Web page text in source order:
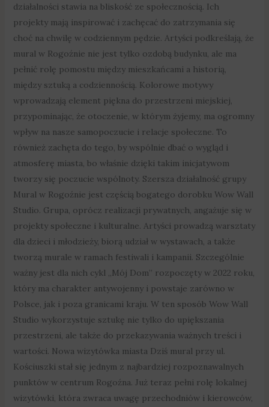
działalności stawia na bliskość ze społecznością. Ich
projekty mają inspirować i zachęcać do zatrzymania się
choć na chwilę w codziennym pędzie. Artyści podkreślają, że
mural w Rogoźnie nie jest tylko ozdobą budynku, ale ma
pełnić rolę pomostu między mieszkańcami a historią,
między sztuką a codziennością. Kolorowe motywy
wprowadzają element piękna do przestrzeni miejskiej,
przypominając, że otoczenie, w którym żyjemy, ma ogromny
wpływ na nasze samopoczucie i relacje społeczne. To
również zachęta do tego, by wspólnie dbać o wygląd i
atmosferę miasta, bo właśnie dzięki takim inicjatywom
tworzy się poczucie wspólnoty. Szersza działalność grupy
Mural w Rogoźnie jest częścią bogatego dorobku Wow Wall
Studio. Grupa, oprócz realizacji prywatnych, angażuje się w
projekty społeczne i kulturalne. Artyści prowadzą warsztaty
dla dzieci i młodzieży, biorą udział w wystawach, a także
tworzą murale w ramach festiwali i kampanii. Szczególnie
ważny jest dla nich cykl „Mój Dom” rozpoczęty w 2022 roku,
który ma charakter antywojenny i powstaje zarówno w
Polsce, jak i poza granicami kraju. W ten sposób Wow Wall
Studio wykorzystuje sztukę nie tylko do upiększania
przestrzeni, ale także do przekazywania ważnych treści i
wartości. Nowa wizytówka miasta Dziś mural przy ul.
Kościuszki stał się jednym z najbardziej rozpoznawalnych
punktów w centrum Rogoźna. Już teraz pełni rolę lokalnej
wizytówki, która zwraca uwagę przechodniów i kierowców,